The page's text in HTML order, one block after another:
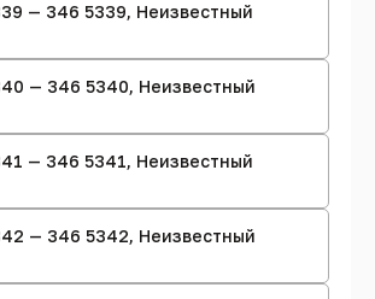
— 346 5339, Неизвестный
— 346 5340, Неизвестный
— 346 5341, Неизвестный
— 346 5342, Неизвестный